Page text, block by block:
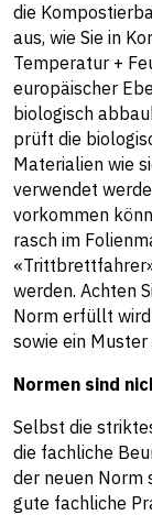
die
aus, wie Sie in
Temperatur +
europäischer
biologisch
prüft die
Materialien wie
verwendet
vorkommen
rasch im
werden. Achten
Norm erfüllt
sowie ein
Normen sind
Selbst die
die fachliche
der neuen Norm
gute fachliche